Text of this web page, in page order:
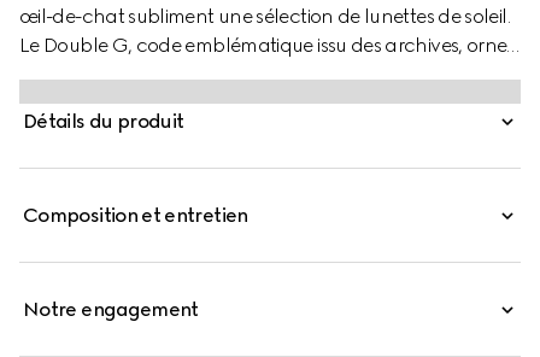
œil-de-chat subliment une sélection de lunettes de soleil.
Le Double G, code emblématique issu des archives, orne
les branches et sublime cette monture en acétate noir
avec des verres gris.
Détails du produit
Composition et entretien
Notre engagement